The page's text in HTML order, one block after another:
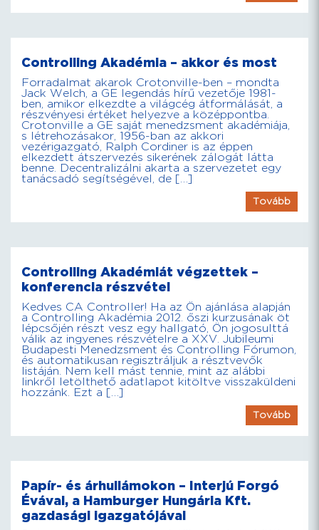
Controlling Akadémia – akkor és most
Forradalmat akarok Crotonville-ben – mondta
Jack Welch, a GE legendás hírű vezetője 1981-
ben, amikor elkezdte a világcég átformálását, a
részvényesi értéket helyezve a középpontba.
Crotonville a GE saját menedzsment akadémiája,
s létrehozásakor, 1956-ban az akkori
vezérigazgató, Ralph Cordiner is az éppen
elkezdett átszervezés sikerének zálogát látta
benne. Decentralizálni akarta a szervezetet egy
tanácsadó segítségével, de […]
Tovább
Controlling Akadémiát végzettek –
konferencia részvétel
Kedves CA Controller! Ha az Ön ajánlása alapján
a Controlling Akadémia 2012. őszi kurzusának öt
lépcsőjén részt vesz egy hallgató, Ön jogosulttá
válik az ingyenes részvételre a XXV. Jubileumi
Budapesti Menedzsment és Controlling Fórumon,
és automatikusan regisztráljuk a résztvevők
listáján. Nem kell mást tennie, mint az alábbi
linkről letölthető adatlapot kitöltve visszaküldeni
hozzánk. Ezt a […]
Tovább
Papír- és árhullámokon – Interjú Forgó
Évával, a Hamburger Hungária Kft.
gazdasági igazgatójával